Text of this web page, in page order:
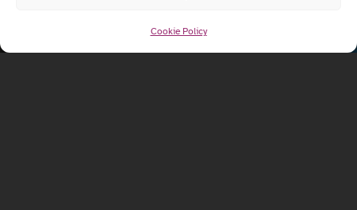
Cookie Policy